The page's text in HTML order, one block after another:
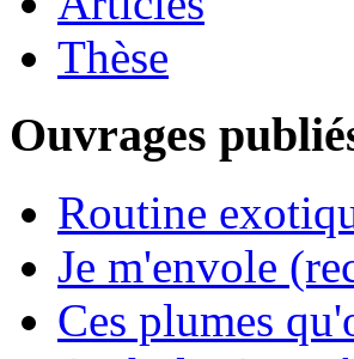
Thèse
Ouvrages
Routine
Je m'envole
Ces plumes